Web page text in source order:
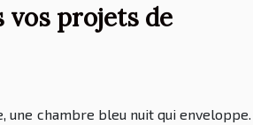
vos projets de
une chambre bleu nuit qui enveloppe…